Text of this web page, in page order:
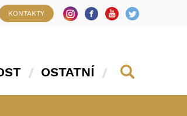
KONTAKTY
OSTATNÍ